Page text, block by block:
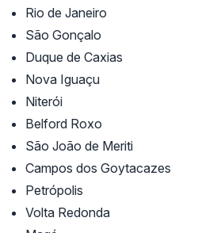
Rio de Janeiro
São Gonçalo
Duque de Caxias
Nova Iguaçu
Niterói
Belford Roxo
São João de Meriti
Campos dos Goytacazes
Petrópolis
Volta Redonda